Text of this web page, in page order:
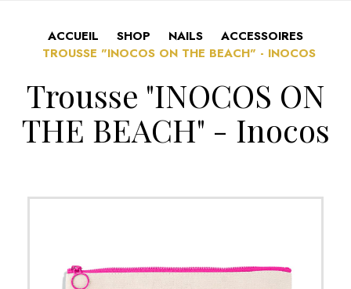
ACCUEIL SHOP NAILS
ACCESSOIRES
TROUSSE "INOCOS ON THE BEACH" - INOCOS
Trousse "INOCOS ON
THE BEACH" - Inocos